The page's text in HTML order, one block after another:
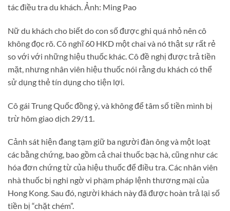
tác điều tra du khách. Ảnh: Ming Pao
Nữ du khách cho biết do con số được ghi quá nhỏ nên cô
không đọc rõ. Cô nghĩ 60 HKD một chai và nó thật sự rất rẻ
so với với những hiệu thuốc khác. Cô đề nghị được trả tiền
mặt, nhưng nhân viên hiệu thuốc nói rằng du khách có thể
sử dụng thẻ tín dụng cho tiện lợi.
Cô gái Trung Quốc đồng ý, và không để tâm số tiền mình bị
trừ hôm giao dịch 29/11.
Cảnh sát hiện đang tạm giữ ba người đàn ông và một loạt
các bằng chứng, bao gồm cả chai thuốc bạc hà, cũng như các
hóa đơn chứng từ của hiệu thuốc để điều tra. Các nhân viên
nhà thuốc bị nghi ngờ vi phạm pháp lệnh thương mại của
Hong Kong. Sau đó, người khách này đã được hoàn trả lại số
tiền bị “chặt chém”.